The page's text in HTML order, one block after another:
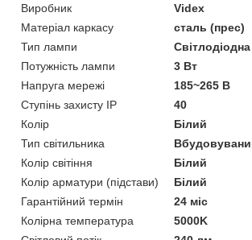
Виробник
Videx
Матеріал каркасу
сталь (прес)
Тип лампи
Світлодіодна
Потужність лампи
3 Вт
Напруга мережі
185~265 B
Ступінь захисту IP
40
Колір
Білий
Тип світильника
Колір світіння
Білий
Колір арматури (підстави)
Білий
Гарантійний термін
24 міс
Колірна температура
5000K